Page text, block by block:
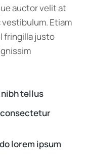
auctor velit at
vestibulum. Etiam
fringilla justo
tellus
lorem ipsum